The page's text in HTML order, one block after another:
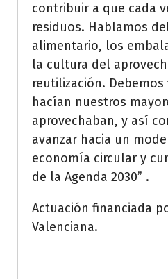
contribuir a que cada
residuos. Hablamos
alimentario, los
la cultura del
reutilización.
hacían nuestros
aprovechaban, y así
avanzar hacia un
economía circular y
de la Agenda 2030” .
Actuación financiada
Valenciana.